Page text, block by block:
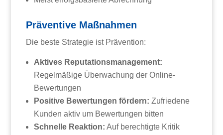
Präventive Maßnahmen
Die beste Strategie ist Prävention:
Aktives Reputationsmanagement:
Regelmäßige Überwachung der Online-
Bewertungen
Positive Bewertungen fördern: Zufriedene
Kunden aktiv um Bewertungen bitten
Schnelle Reaktion: Auf berechtigte Kritik